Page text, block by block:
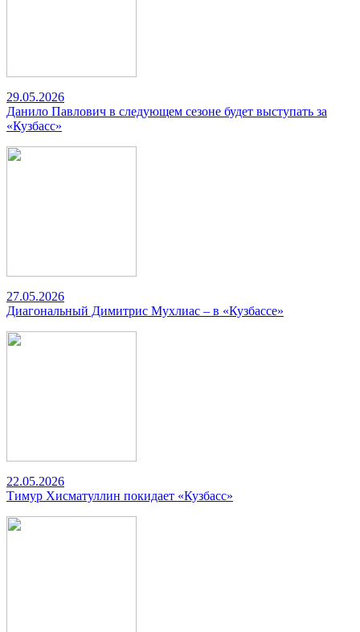
29.05.2026
Данило Павлович в следующем сезоне будет выступать за
«Кузбасс»
27.05.2026
Диагональный Димитрис Мухлиас – в «Кузбассе»
22.05.2026
Тимур Хисматуллин покидает «Кузбасс»